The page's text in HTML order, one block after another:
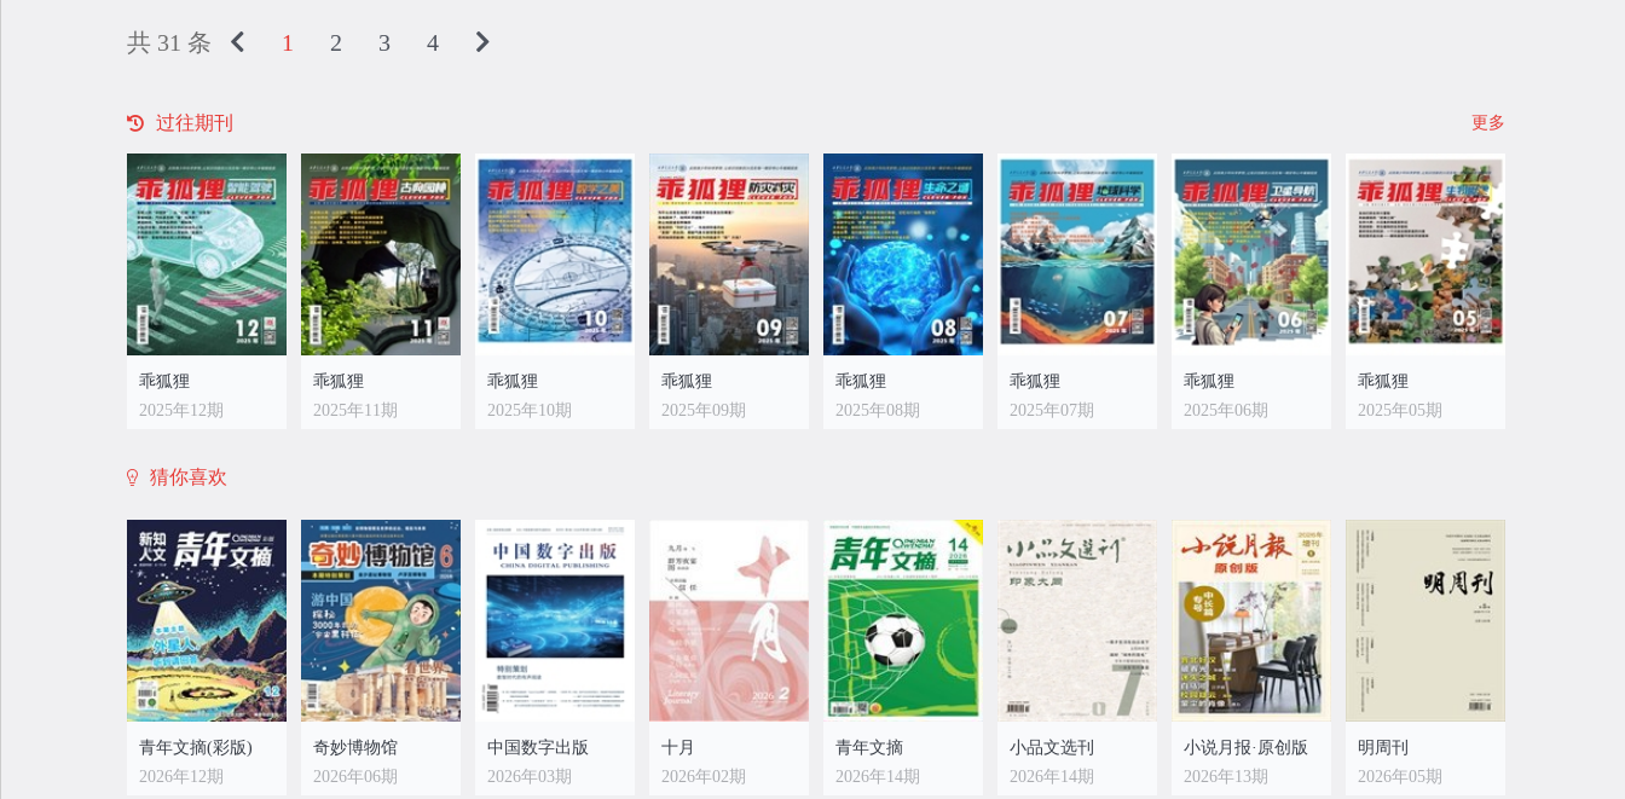
共 31 条 1 2 3 4
过往期刊 更多
乖狐狸
2025年12期
乖狐狸
2025年11期
乖狐狸
2025年10期
乖狐狸
2025年09期
乖狐狸
2025年08期
乖狐狸
2025年07期
乖狐狸
2025年06期
乖狐狸
2025年05期
乖狐狸
2025年04期
乖狐狸
2025年03期
乖狐狸
2025年02期
乖狐狸
2025年01期
猜你喜欢
青年文摘(彩版)
2026年12期
奇妙博物馆
2026年06期
中国数字出版
2026年03期
十月
2026年02期
青年文摘
2026年14期
小品文选刊
2026年14期
小说月报·原创版
2026年13期
明周刊
2026年05期